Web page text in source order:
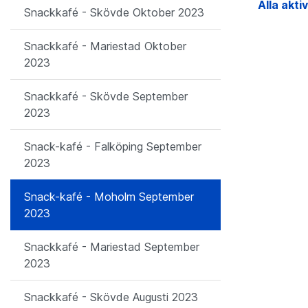
Snackkafé - Skövde Oktober 2023
Snackkafé - Mariestad Oktober
2023
Snackkafé - Skövde September
2023
Snack-kafé - Falköping September
2023
Snack-kafé - Moholm September
2023
Snackkafé - Mariestad September
2023
Snackkafé - Skövde Augusti 2023
Alla